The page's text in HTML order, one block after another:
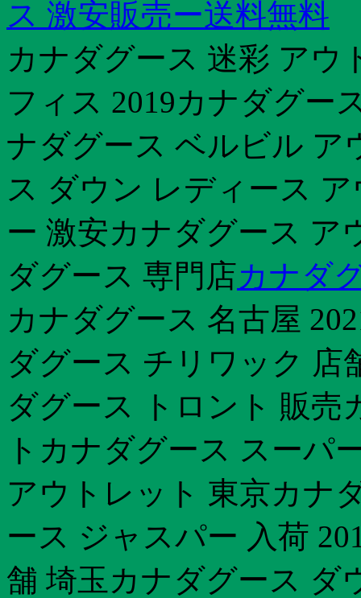
ス 激安販売ー送料無料
カナダグース 迷彩 アウ
フィス 2019カナダグー
ナダグース ベルビル ア
ス ダウン レディース
ー 激安カナダグース ア
ダグース 専門店カナダ
カナダグース 名古屋
ダグース チリワック 店
ダグース トロント 販売
トカナダグース スーパ
アウトレット 東京カナ
ース ジャスパー 入荷
舗 埼玉カナダグース ダ